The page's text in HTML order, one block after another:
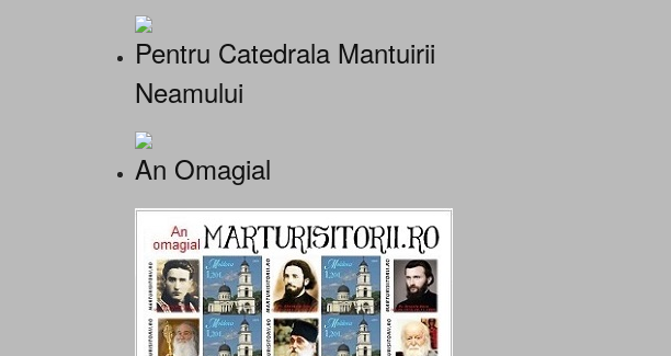
Pentru Catedrala Mantuirii
Neamului
An Omagial